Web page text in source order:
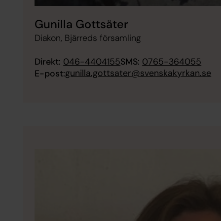
Gunilla Gottsäter
Diakon, Bjärreds församling
Direkt: 046-4404155SMS: 0765-364055
E-post:gunilla.gottsater@svenskakyrkan.se